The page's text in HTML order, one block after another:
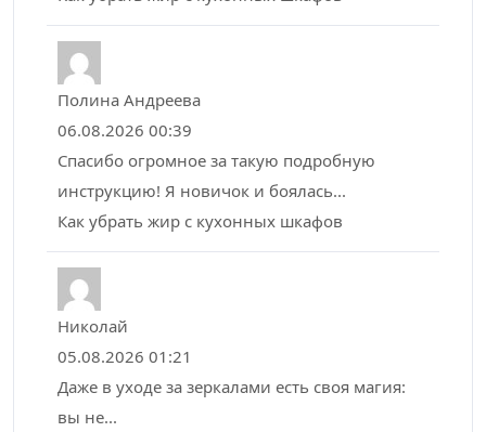
Полина Андреева
06.08.2026 00:39
Спасибо огромное за такую подробную
инструкцию! Я новичок и боялась...
Как убрать жир с кухонных шкафов
Николай
05.08.2026 01:21
Даже в уходе за зеркалами есть своя магия:
вы не...